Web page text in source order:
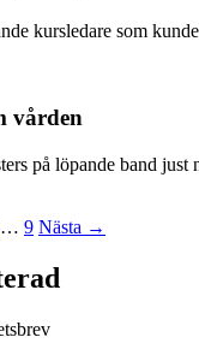
kursledare som
vården
på löpande band
… 9 Nästa →